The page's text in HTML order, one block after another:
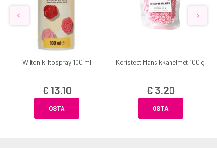
Wilton kiiltospray 100 ml
€ 13.10
OSTA
Koristeet Mansikkahelmet 100 g
€ 3.20
OSTA